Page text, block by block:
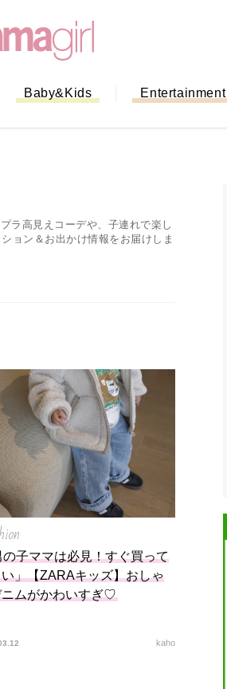
Baby&Kids Entertainment
ラ高見えコーデや、子連れで楽し
ョン＆お出かけ情報をお届けしま
の子ママは必見！すぐ買って
」【ZARAキッズ】おしゃ
ニムがかわいすぎ♡
kaho
今日の星占い